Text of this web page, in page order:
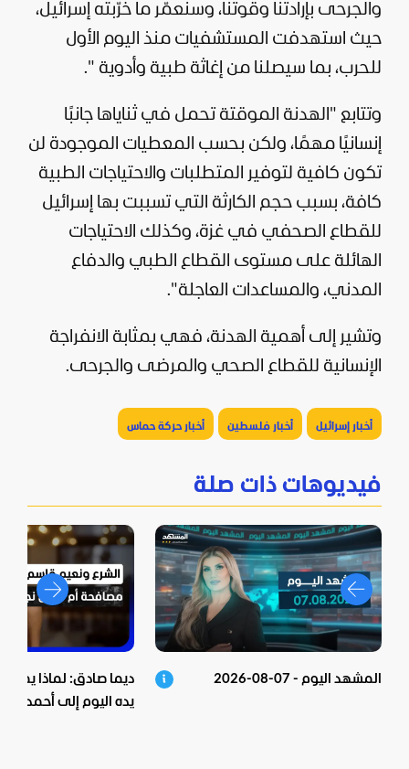
والجرحى بإرادتنا وقوتنا، وسنعمّر ما خرّبته إسرائيل،
حيث استهدفت المستشفيات منذ اليوم الأول
للحرب، بما سيصلنا من إغاثة طبية وأدوية ".
وتتابع "الهدنة الموقتة تحمل في ثناياها جانبًا
إنسانيًا مهمًا، ولكن بحسب المعطيات الموجودة لن
تكون كافية لتوفير المتطلبات والاحتياجات الطبية
كافة، بسبب حجم الكارثة التي تسببت بها إسرائيل
للقطاع الصحفي في غزة، وكذلك الاحتياجات
الهائلة على مستوى القطاع الطبي والدفاع
المدني، والمساعدات العاجلة".
وتشير إلى أهمية الهدنة، فهي بمثابة الانفراجة
الإنسانية للقطاع الصحي والمرضى والجرحى.
أخبار إسرائيل أخبار فلسطين أخبار حركة حماس
فيديوهات ذات صلة
المشهد اليوم - 07-08-2026
ديما صادق: لماذا يمد
يده اليوم إلى أحمد